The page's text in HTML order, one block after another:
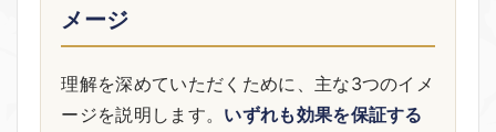
メージ
理解を深めていただくために、主な3つのイメ
ージを説明します。 いずれも効果を保証する